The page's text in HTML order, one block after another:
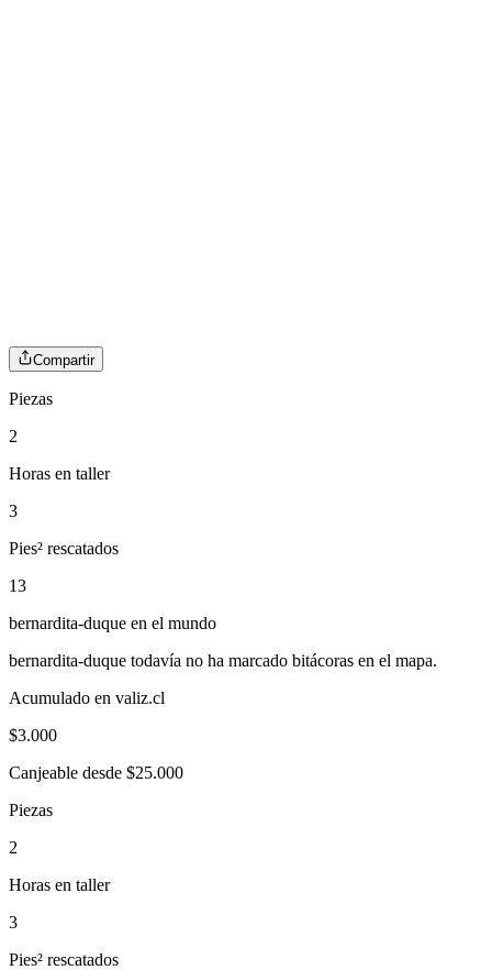
Compartir
Piezas
2
Horas en taller
3
Pies² rescatados
13
bernardita-duque en el mundo
bernardita-duque todavía no ha marcado bitácoras en el mapa.
Acumulado en valiz.cl
$3.000
Canjeable desde $25.000
Piezas
2
Horas en taller
3
Pies² rescatados